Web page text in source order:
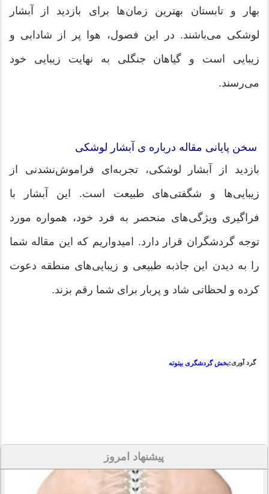
بهار و تابستان بهترین زمان‌ها برای بازدید از آبشار
لوشکی می‌باشند. در این فصول، هوا پر از شادابی و
زیبایی است و گیاهان جنگلی به نهایت زیبایی خود
می‌رسند.
سخن پایانی مقاله درباره ی آبشار لوشکی
بازدید از آبشار لوشکی، تجربه‌ای فراموش‌نشدنی از
زیبایی‌ها و شگفتی‌های طبیعت است. این آبشار با
فراگیری ویژگی‌های منحصر به فرد خود، همواره مورد
توجه گردشگران قرار دارد. امیدواریم که این مقاله شما
را به دیدن این جاذبه طبیعی و زیبایی‌های منطقه دعوت
کرده و لحظاتی شاد و پربار برای شما رقم بزند.
گرد آوری:بخش گردشگری بیتوته
پیشنهاد امروز